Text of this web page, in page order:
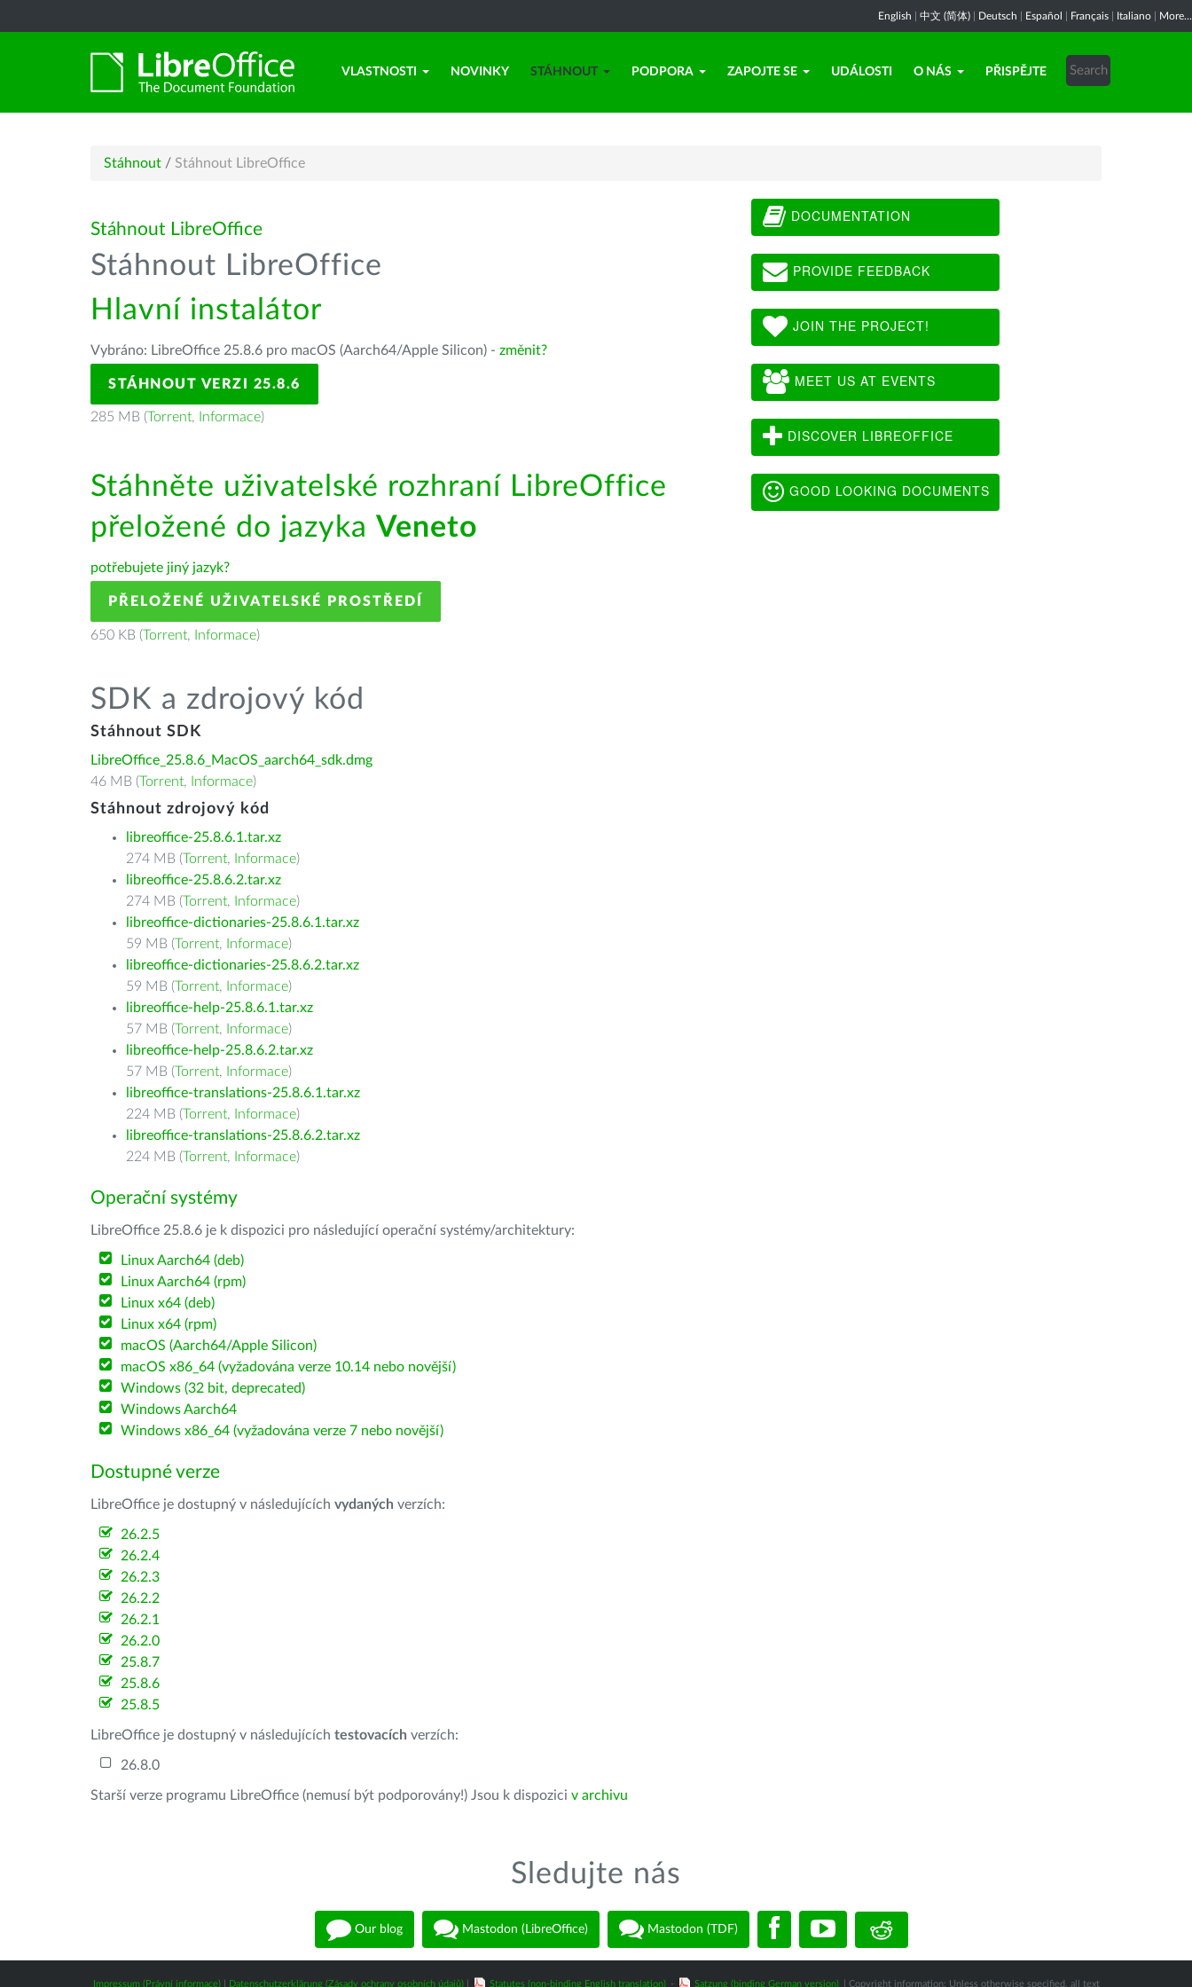
English 中文 (简体) Deutsch Español Français Italiano More...
VLASTNOSTI NOVINKY STÁHNOUT PODPORA ZAPOJTE SE UDÁLOSTI O NÁS PŘISPĚJTE
Stáhnout / Stáhnout LibreOffice
Stáhnout LibreOffice
Stáhnout LibreOffice
Hlavní instalátor
Vybráno: LibreOffice 25.8.6 pro macOS (Aarch64/Apple Silicon) - změnit?
STÁHNOUT VERZI 25.8.6
285 MB (Torrent, Informace)
Stáhněte uživatelské rozhraní LibreOffice
přeložené do jazyka Veneto
potřebujete jiný jazyk?
PŘELOŽENÉ UŽIVATELSKÉ PROSTŘEDÍ
650 KB (Torrent, Informace)
SDK a zdrojový kód
Stáhnout SDK
LibreOffice_25.8.6_MacOS_aarch64_sdk.dmg
46 MB (Torrent, Informace)
Stáhnout zdrojový kód
libreoffice-25.8.6.1.tar.xz
274 MB (Torrent, Informace)
libreoffice-25.8.6.2.tar.xz
274 MB (Torrent, Informace)
libreoffice-dictionaries-25.8.6.1.tar.xz
59 MB (Torrent, Informace)
libreoffice-dictionaries-25.8.6.2.tar.xz
59 MB (Torrent, Informace)
libreoffice-help-25.8.6.1.tar.xz
57 MB (Torrent, Informace)
libreoffice-help-25.8.6.2.tar.xz
57 MB (Torrent, Informace)
libreoffice-translations-25.8.6.1.tar.xz
224 MB (Torrent, Informace)
libreoffice-translations-25.8.6.2.tar.xz
224 MB (Torrent, Informace)
Operační systémy
LibreOffice 25.8.6 je k dispozici pro následující operační systémy/architektury:
Linux Aarch64 (deb)
Linux Aarch64 (rpm)
Linux x64 (deb)
Linux x64 (rpm)
macOS (Aarch64/Apple Silicon)
macOS x86_64 (vyžadována verze 10.14 nebo novější)
Windows (32 bit, deprecated)
Windows Aarch64
Windows x86_64 (vyžadována verze 7 nebo novější)
Dostupné verze
LibreOffice je dostupný v následujících vydaných verzích:
26.2.5
26.2.4
26.2.3
26.2.2
26.2.1
26.2.0
25.8.7
25.8.6
25.8.5
LibreOffice je dostupný v následujících testovacích verzích:
26.8.0
Starší verze programu LibreOffice (nemusí být podporovány!) Jsou k dispozici v archivu
DOCUMENTATION
PROVIDE FEEDBACK
JOIN THE PROJECT!
MEET US AT EVENTS
DISCOVER LIBREOFFICE
GOOD LOOKING DOCUMENTS
Sledujte nás
Our blog Mastodon (LibreOffice) Mastodon (TDF)
Impressum (Právní informace)| Datenschutzerklärung (Zásady ochrany osobních údajů)| Statutes (non-binding English translation) - Satzung (binding German version) | Copyright information: Unless otherwise specified, all text